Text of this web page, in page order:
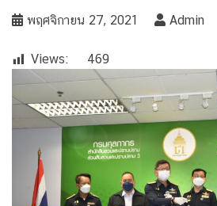
พฤศจิกายน 27, 2021 Admin
Views: 469